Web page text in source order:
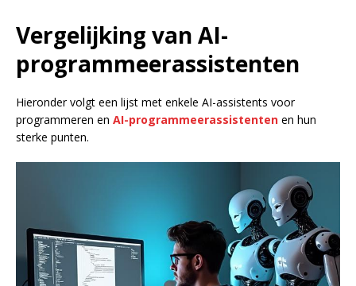
Vergelijking van AI-
programmeerassistenten
Hieronder volgt een lijst met enkele AI-assistents voor
programmeren en AI-programmeerassistenten en hun
sterke punten.